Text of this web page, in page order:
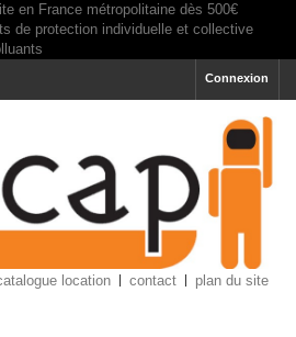
Connexion
location contact plan du site